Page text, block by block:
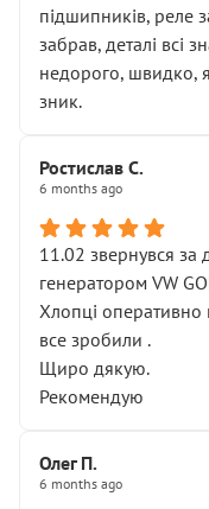
підшипників, реле
забрав, деталі всі
недорого, швидко,
зник.
Ростислав С.
6 months ago
11.02 звернувся
генератором VW
Хлопці
все зробили .
Щиро дякую.
Рекомендую
Олег П.
6 months ago